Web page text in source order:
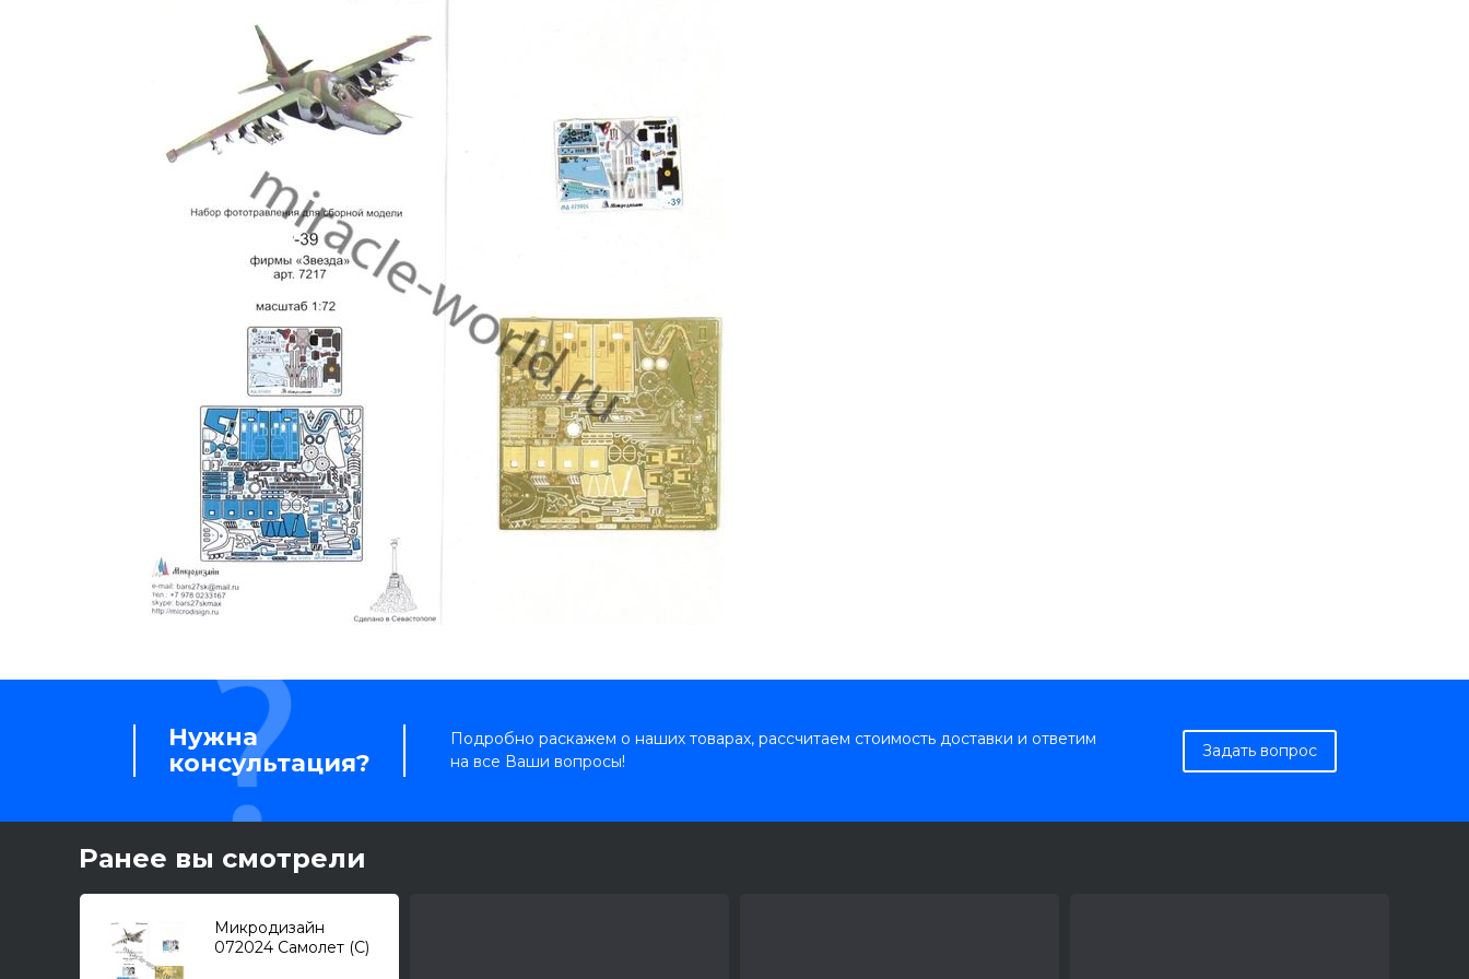
Нужна
консультация?
Подробно раскажем о наших товарах, рассчитаем стоимость доставки и ответим
на все Ваши вопросы!
Задать вопрос
Ранее вы смотрели
Микродизайн
072024 Самолет (С)